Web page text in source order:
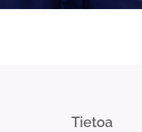
Tietoa